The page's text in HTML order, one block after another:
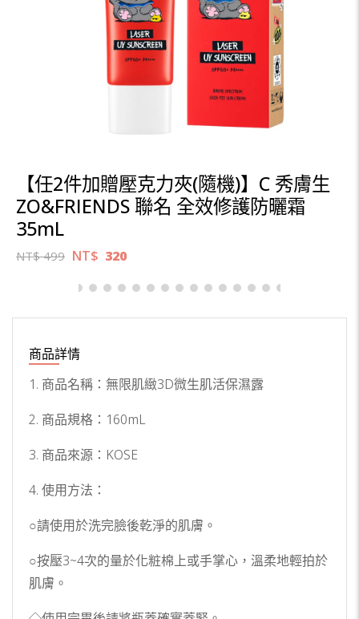
【任2件加贈壓克力夾(隨機)】C 秀膚生
ZO&FRIENDS 聯名 全效修護防曬霜
35mL
NT$499 NT$ 320
商品詳情
1. 商品名稱：無限肌緻3D微生肌活保濕露
2. 商品規格：160mL
3. 商品來源：KOSE
4. 使用方法：
○請使用於洗完臉後乾淨的肌膚。
○按壓3~4次的量於化粧棉上或手掌心，溫柔地輕拍於
肌膚。